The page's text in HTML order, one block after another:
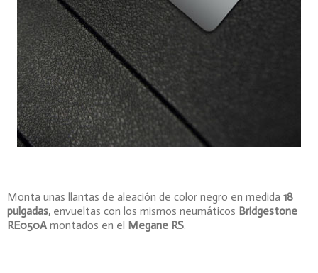
Monta unas llantas de aleación de color negro en medida 18
pulgadas, envueltas con los mismos neumáticos Bridgestone
RE050A montados en el Megane RS.